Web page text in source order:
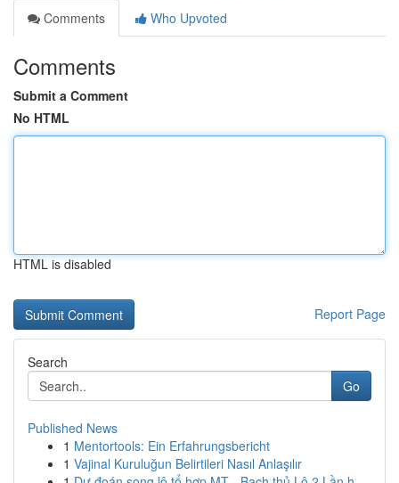
Comments
Who Upvoted
Comments
Submit a Comment
No HTML
HTML is disabled
Report Page
Search
Go
Published News
1 Mentortools: Ein Erfahrungsbericht
1 Vajinal Kuruluğun Belirtileri Nasıl Anlaşılır